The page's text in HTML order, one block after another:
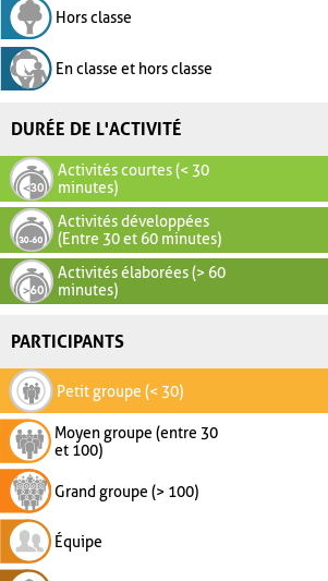
Hors classe
En classe et hors classe
DURÉE DE L'ACTIVITÉ
Activités courtes (< 30
minutes)
Activités développées
(Entre 30 et 60 minutes)
Activités élaborées (> 60
minutes)
PARTICIPANTS
Petit groupe (< 30)
Moyen groupe (entre 30
et 100)
Grand groupe (> 100)
Équipe